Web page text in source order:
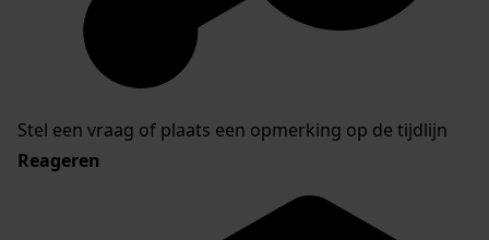
Stel een vraag of plaats een opmerking op de tijdlijn
Reageren